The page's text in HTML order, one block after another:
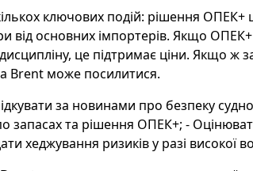
ключових подій: рішення
від основних імпортерів. Якщо
це підтримає ціни. Якщо ж
Brent може посилитися.
за новинами про безпеку
запасах та рішення ОПЕК+; -
хеджування ризиків у разі високої